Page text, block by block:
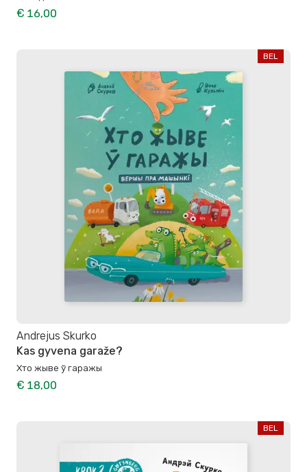
€ 16,00
BEL
Andrejus Skurko
Kas gyvena garaže?
Хто жыве ў гаражы
€ 18,00
BEL